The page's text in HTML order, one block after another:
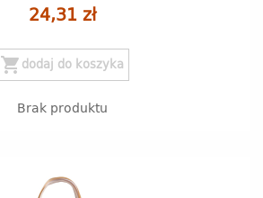
24,31 zł
shopping_cart dodaj do koszyka
Brak produktu